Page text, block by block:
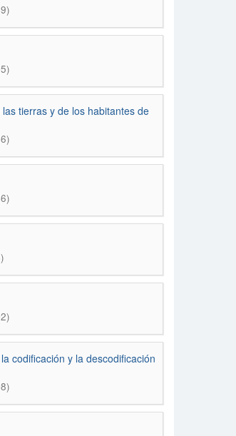
tierras y de los habitantes de
codificación y la descodificación